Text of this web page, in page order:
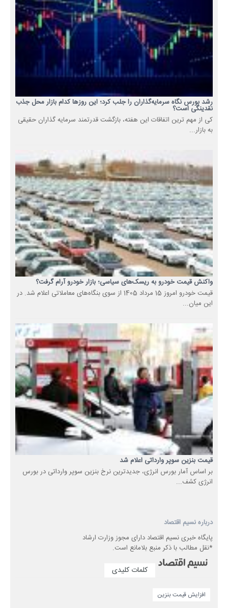
رشد بورس نگاه سرمایه‌گذاران را جلب کرد؛ این روزها کدام بازار محل جذب
نقدینگی است؟
کی از مهم ترین اتفاقات این هفته، بازگشت قدرتمند سرمایه گذاران حقیقی
به بازار...
واکنش قیمت خودرو به ریسک‌های سیاسی؛ بازار خودرو آرام گرفت؟
قیمت خودرو امروز 15 مرداد 1405 از سوی بنگاه‌های معاملاتی اعلام شد. در
این میان...
قیمت بنزین سوپر وارداتی اعلام شد
بر اساس آمار بورس انرژی، جدیدترین نرخ بنزین سوپر وارداتی در بورس
انرژی کشف...
درباره نسیم اقتصاد
پایگاه خبری نسیم اقتصاد دارای مجوز وزارت ارشاد
*نقل مطالب با ذکر منبع بلامانع است.
کلمات کلیدی
افزایش قیمت بنزین